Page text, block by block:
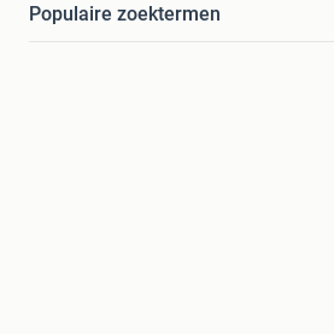
Populaire zoektermen